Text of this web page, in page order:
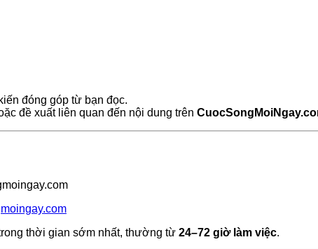
đóng góp từ bạn đọc.
đề xuất liên quan đến nội dung trên
thời gian sớm nhất, thường từ 24–72 giờ làm việc.